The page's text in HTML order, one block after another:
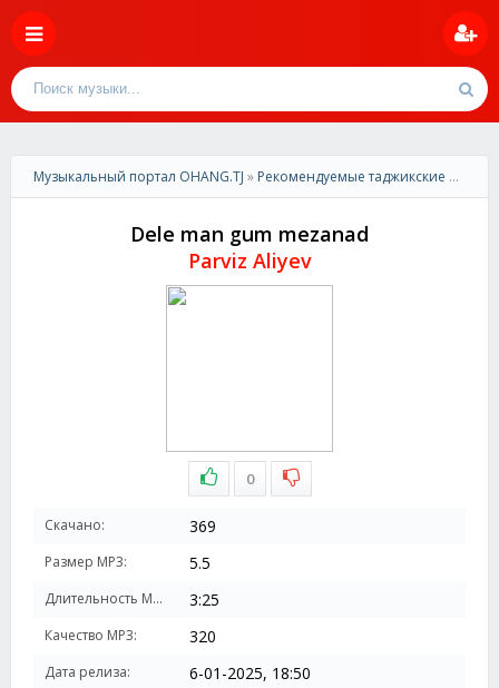
Музыкальный портал OHANG.TJ » Рекомендуемые таджикские песни
Dele man gum mezanad
Parviz Aliyev
0
Скачано: 369
Размер MP3: 5.5
Длительность MP3: 3:25
Качество MP3: 320
Дата релиза: 6-01-2025, 18:50